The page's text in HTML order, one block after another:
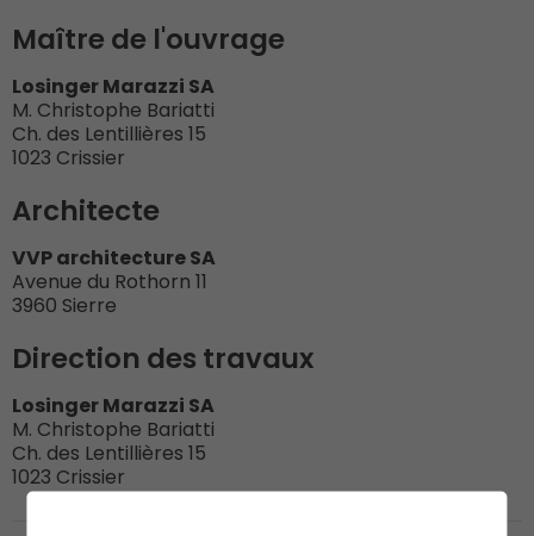
Maître de l'ouvrage
Losinger Marazzi SA
M. Christophe Bariatti
Ch. des Lentillières 15
1023 Crissier
Architecte
VVP architecture SA
Avenue du Rothorn 11
3960 Sierre
Direction des travaux
Losinger Marazzi SA
M. Christophe Bariatti
Ch. des Lentillières 15
1023 Crissier